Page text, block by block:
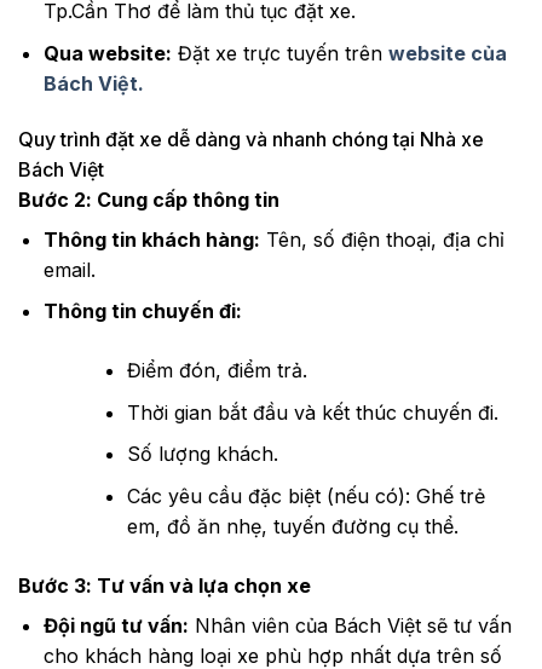
Tp.Cần Thơ để làm thủ tục đặt xe.
Qua website: Đặt xe trực tuyến trên website của
Bách Việt.
Quy trình đặt xe dễ dàng và nhanh chóng tại Nhà xe
Bách Việt
Bước 2: Cung cấp thông tin
Thông tin khách hàng: Tên, số điện thoại, địa chỉ
email.
Thông tin chuyến đi:
Điểm đón, điểm trả.
Thời gian bắt đầu và kết thúc chuyến đi.
Số lượng khách.
Các yêu cầu đặc biệt (nếu có): Ghế trẻ
em, đồ ăn nhẹ, tuyến đường cụ thể.
Bước 3: Tư vấn và lựa chọn xe
Đội ngũ tư vấn: Nhân viên của Bách Việt sẽ tư vấn
cho khách hàng loại xe phù hợp nhất dựa trên số